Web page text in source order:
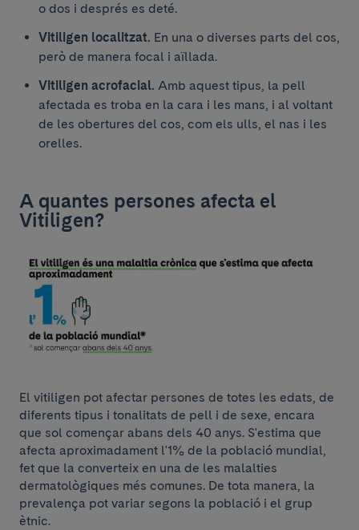
o dos i després es deté.
Vitiligen localitzat. En una o diverses parts del cos,
però de manera focal i aïllada.
Vitiligen acrofacial. Amb aquest tipus, la pell
afectada es troba en la cara i les mans, i al voltant
de les obertures del cos, com els ulls, el nas i les
orelles.
A quantes persones afecta el
Vitiligen?
El vitiligen pot afectar persones de totes les edats, de
diferents tipus i tonalitats de pell i de sexe, encara
que sol començar abans dels 40 anys. S'estima que
afecta aproximadament l'1% de la població mundial,
fet que la converteix en una de les malalties
dermatològiques més comunes. De tota manera, la
prevalença pot variar segons la població i el grup
ètnic.